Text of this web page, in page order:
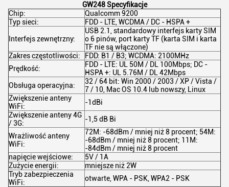
GW248 Specyfikacje
Chip:
Qualcomm 9200
Typ sieci:
FDD - LTE, WCDMA / DC - HSPA +
Interfejs zewnętrzny:
USB 2.1, standardowy interfejs karty SIM
o 6 pinów, port karty TF (karta SIM i karta
TF nie są włączone)
Zakres częstotliwości:
FDD: B1 / B3; WCDMA: 2100MHz
Prędkość:
FDD - LTE: UL 50M / DL 100Mbps; DC -
HSPA +: UL 5.76M / DL 42Mbps
Obsługa operacyjna:
32 / 64 bit: Win 2000 / 2003 / XP / Vista /
7 / 10, Mac OS 10.4 lub nowszy, Linux
Zwiększenie anteny
WiFi:
-1dBi
Zwiększenie anteny 4G
/ 3G:
-1,5 dB Bi
Wrażliwość anteny
WiFi:
72M: -68dBm / mniej niż 8 procent; 54M:
-68dBm / mniej niż 8 procent; 11M:
-84dBm / mniej niż 8 procent
napięcie wejściowe:
5V / 1A
Zużycie energii:
mniejsze niż 2W
Tryb zabezpieczenia
WiFi:
otwarte, WPA - PSK, WPA2 - PSK